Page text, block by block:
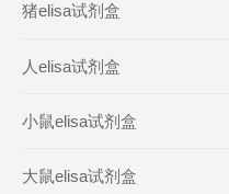
猪elisa试剂盒
人elisa试剂盒
小鼠elisa试剂盒
大鼠elisa试剂盒